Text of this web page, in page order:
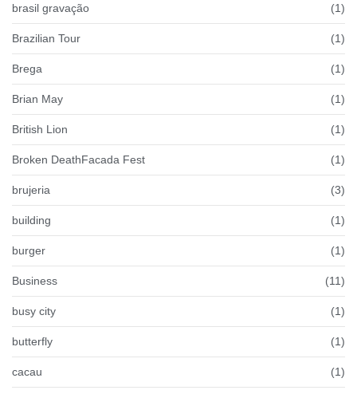
brasil gravação (1)
Brazilian Tour (1)
Brega (1)
Brian May (1)
British Lion (1)
Broken DeathFacada Fest (1)
brujeria (3)
building (1)
burger (1)
Business (11)
busy city (1)
butterfly (1)
cacau (1)